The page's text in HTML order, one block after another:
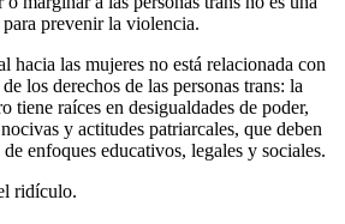
prevenir la violencia.
hacia las mujeres no está relacionada con
los derechos de las personas trans: la
tiene raíces en desigualdades de poder,
y actitudes patriarcales, que deben
de enfoques educativos, legales y sociales.
ridículo.